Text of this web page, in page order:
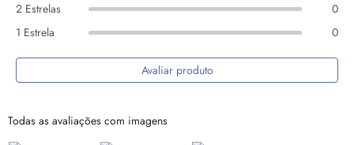
2 Estrelas
0
1 Estrela
0
Avaliar produto
Todas as avaliações com imagens